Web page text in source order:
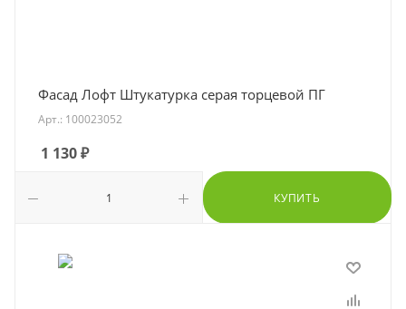
Фасад Лофт Штукатурка серая торцевой ПГ
Арт.: 100023052
1 130₽
КУПИТЬ